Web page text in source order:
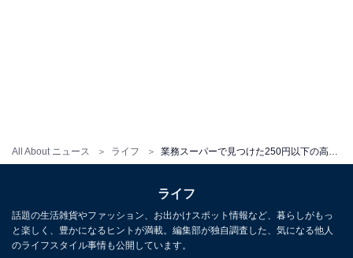
All About ニュース ライフ
1本の長さは約9.5cm
ライフ
話題の生活雑貨やファッション、お出かけスポット情報など、暮らしがもっ
と楽しく、豊かになるヒントが満載。編集部が独自調査した、気になる他人
のライフスタイル事情も公開しています。